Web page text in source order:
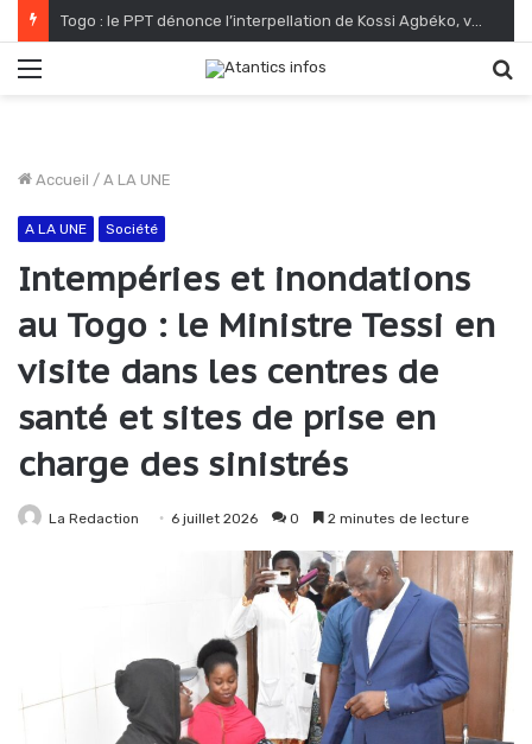
Togo : le PPT dénonce l’interpellation de Kossi Agbéko, vendeur de journaux à Lomé
Accueil / A LA UNE
A LA UNE Société
Intempéries et inondations
au Togo : le Ministre Tessi en
visite dans les centres de
santé et sites de prise en
charge des sinistrés
La Redaction 6 juillet 2026 0 2 minutes de lecture